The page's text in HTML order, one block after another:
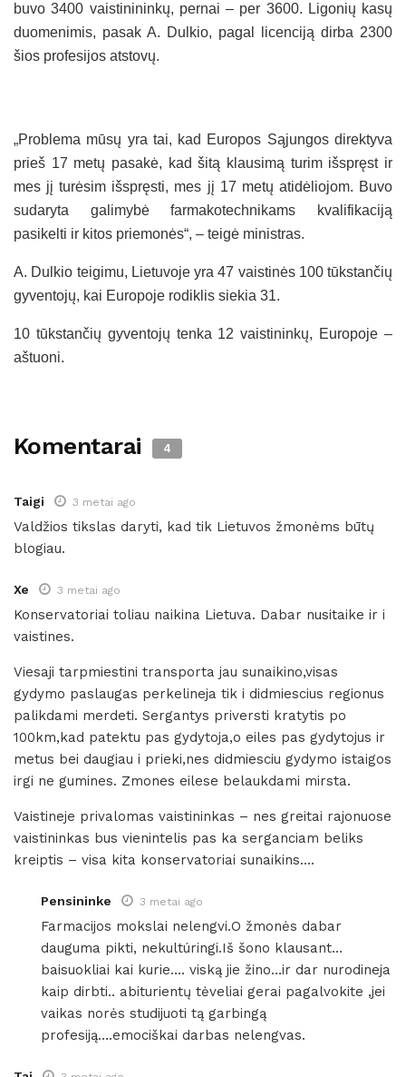
buvo 3400 vaistinininkų, pernai – per 3600. Ligonių kasų
duomenimis, pasak A. Dulkio, pagal licenciją dirba 2300
šios profesijos atstovų.
„Problema mūsų yra tai, kad Europos Sąjungos direktyva
prieš 17 metų pasakė, kad šitą klausimą turim išspręst ir
mes jį turėsim išspręsti, mes jį 17 metų atidėliojom. Buvo
sudaryta galimybė farmakotechnikams kvalifikaciją
pasikelti ir kitos priemonės“, – teigė ministras.
A. Dulkio teigimu, Lietuvoje yra 47 vaistinės 100 tūkstančių
gyventojų, kai Europoje rodiklis siekia 31.
10 tūkstančių gyventojų tenka 12 vaistininkų, Europoje –
aštuoni.
Komentarai 4
Taigi 3 metai ago
Valdžios tikslas daryti, kad tik Lietuvos žmonėms būtų
blogiau.
Xe 3 metai ago
Konservatoriai toliau naikina Lietuva. Dabar nusitaike ir i
vaistines.
Viesaji tarpmiestini transporta jau sunaikino,visas
gydymo paslaugas perkelineja tik i didmiescius regionus
palikdami merdeti. Sergantys priversti kratytis po
100km,kad patektu pas gydytoja,o eiles pas gydytojus ir
metus bei daugiau i prieki,nes didmiesciu gydymo istaigos
irgi ne gumines. Zmones eilese belaukdami mirsta.
Vaistineje privalomas vaistininkas – nes greitai rajonuose
vaistininkas bus vienintelis pas ka serganciam beliks
kreiptis – visa kita konservatoriai sunaikins….
Pensininke 3 metai ago
Farmacijos mokslai nelengvi.O žmonės dabar
dauguma pikti, nekultúringi.Iš šono klausant…
baisuokliai kai kurie…. viską jie žino…ir dar nurodineja
kaip dirbti.. abiturientų tėveliai gerai pagalvokite ,jei
vaikas norės studijuoti tą garbingą
profesiją….emociškai darbas nelengvas.